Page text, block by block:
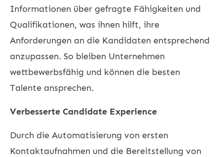
Informationen über gefragte Fähigkeiten und
Qualifikationen, was ihnen hilft, ihre
Anforderungen an die Kandidaten entsprechend
anzupassen. So bleiben Unternehmen
wettbewerbsfähig und können die besten
Talente ansprechen.
Verbesserte Candidate Experience
Durch die Automatisierung von ersten
Kontaktaufnahmen und die Bereitstellung von